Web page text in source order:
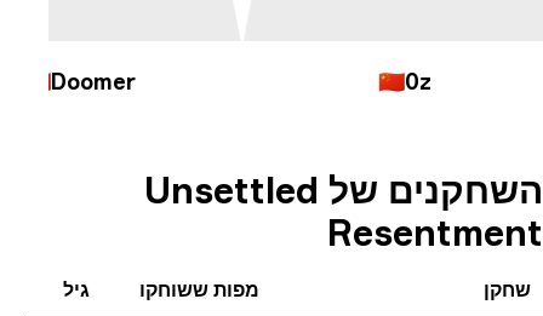
0z
🇨🇳
Doomer
🇨🇳
השחקנים של Unsettled
מפות ששוחקו גיל